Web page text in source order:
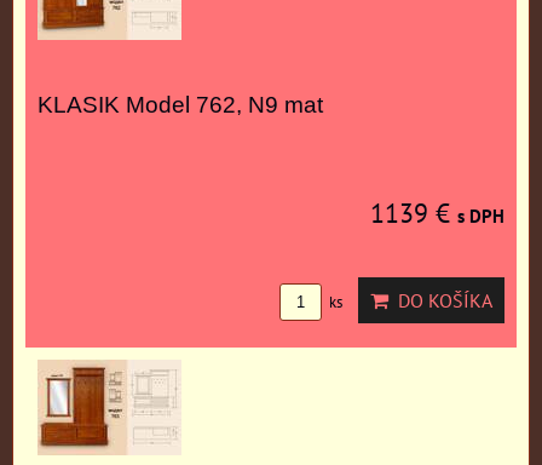
KLASIK Model 762, N9 mat
1139 € s DPH
ks DO KOŠÍKA